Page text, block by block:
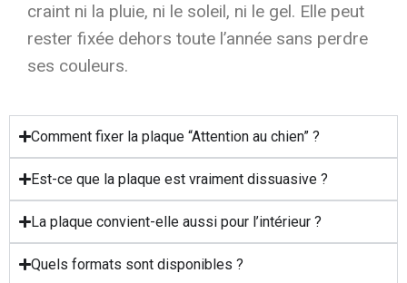
craint ni la pluie, ni le soleil, ni le gel. Elle peut
rester fixée dehors toute l’année sans perdre
ses couleurs.
Comment fixer la plaque “Attention au chien” ?
Est-ce que la plaque est vraiment dissuasive ?
La plaque convient-elle aussi pour l’intérieur ?
Quels formats sont disponibles ?